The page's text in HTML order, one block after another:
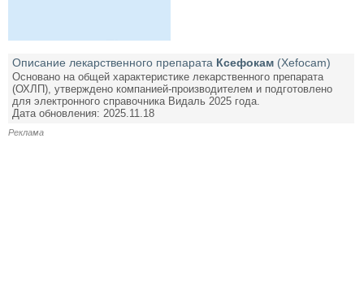
Описание лекарственного препарата Ксефокам (Xefocam)
Основано на общей характеристике лекарственного препарата
(ОХЛП), утверждено компанией-производителем и подготовлено
для электронного справочника Видаль 2025 года.
Дата обновления: 2025.11.18
Реклама